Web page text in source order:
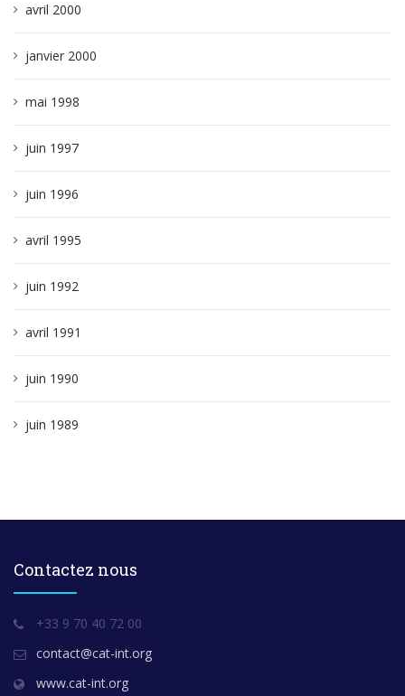
avril 2000
janvier 2000
mai 1998
juin 1997
juin 1996
avril 1995
juin 1992
avril 1991
juin 1990
juin 1989
Contactez nous
+33 9 70 40 72 00
contact@cat-int.org
www.cat-int.org